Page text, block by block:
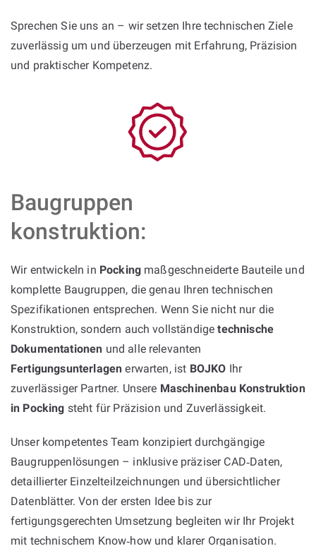
Sprechen Sie uns an – wir setzen Ihre technischen Ziele
zuverlässig um und überzeugen mit Erfahrung, Präzision
und praktischer Kompetenz.
Baugruppen
konstruktion:
Wir entwickeln in Pocking maßgeschneiderte Bauteile und
komplette Baugruppen, die genau Ihren technischen
Spezifikationen entsprechen. Wenn Sie nicht nur die
Konstruktion, sondern auch vollständigetechnische
Dokumentationen und alle relevanten
Fertigungsunterlagen erwarten, ist BOJKO Ihr
zuverlässiger Partner. Unsere Maschinenbau Konstruktion
in Pocking steht für Präzision und Zuverlässigkeit.
Unser kompetentes Team konzipiert durchgängige
Baugruppenlösungen – inklusive präziser CAD‑Daten,
detaillierter Einzelteilzeichnungen und übersichtlicher
Datenblätter. Von der ersten Idee bis zur
fertigungsgerechten Umsetzung begleiten wir Ihr Projekt
mit technischem Know‑how und klarer Organisation.